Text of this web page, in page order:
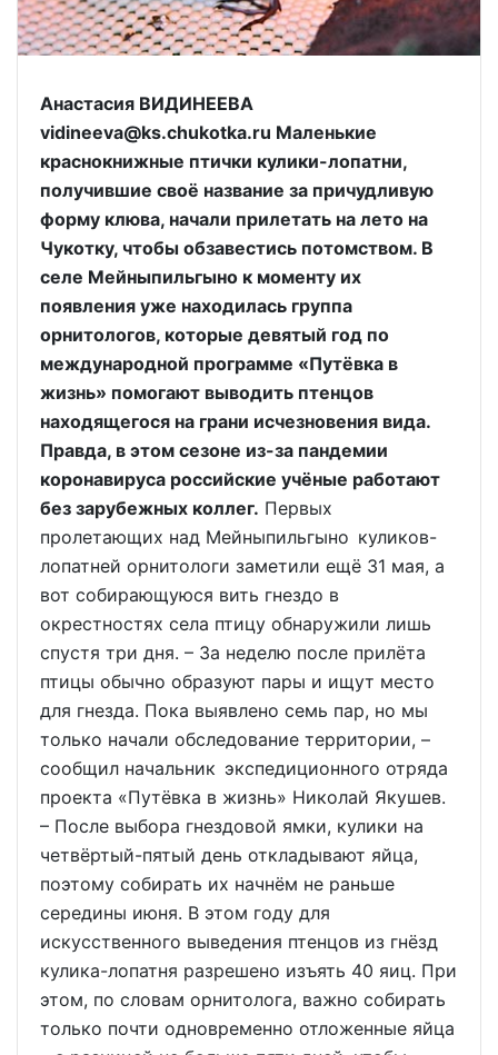
Анастасия ВИДИНЕЕВА
vidineeva@ks.chukotka.ru Маленькие
краснокнижные птички кулики-лопатни,
получившие своё название за причудливую
форму клюва, начали прилетать на лето на
Чукотку, чтобы обзавестись потомством. В
селе Мейныпильгыно к моменту их
появления уже находилась группа
орнитологов, которые девятый год по
международной программе «Путёвка в
жизнь» помогают выводить птенцов
находящегося на грани исчезновения вида.
Правда, в этом сезоне из-за пандемии
коронавируса российские учёные работают
без зарубежных коллег. Первых
пролетающих над Мейныпильгыно куликов-
лопатней орнитологи заметили ещё 31 мая, а
вот собирающуюся вить гнездо в
окрестностях села птицу обнаружили лишь
спустя три дня. – За неделю после прилёта
птицы обычно образуют пары и ищут место
для гнезда. Пока выявлено семь пар, но мы
только начали обследование территории, –
сообщил начальник экспедиционного отряда
проекта «Путёвка в жизнь» Николай Якушев.
– После выбора гнездовой ямки, кулики на
четвёртый-пятый день откладывают яйца,
поэтому собирать их начнём не раньше
середины июня. В этом году для
искусственного выведения птенцов из гнёзд
кулика-лопатня разрешено изъять 40 яиц. При
этом, по словам орнитолога, важно собирать
только почти одновременно отложенные яйца